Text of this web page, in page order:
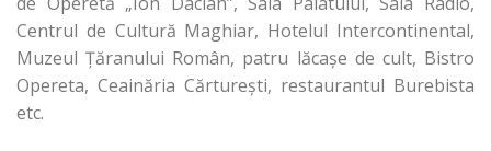
Centrul de Cultură Maghiar, Hotelul Intercontinental,
Muzeul Ţăranului Român, patru lăcaşe de cult, Bistro
Opereta, Ceainăria Cărtureşti, restaurantul Burebista
etc.